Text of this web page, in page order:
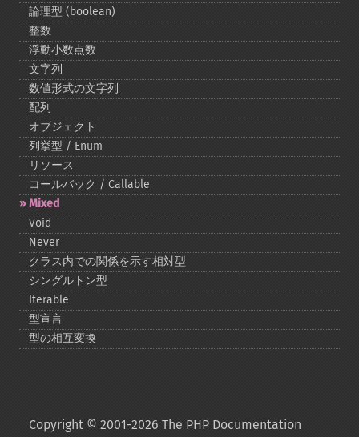
論理型 (boolean)
整数
浮動小数点数
文字列
数値形式の文字列
配列
オブジェクト
列挙型 / Enum
リソース
コールバック / Callable
Mixed
Void
Never
クラス内での関係を示す相対型
シングルトン型
Iterable
型宣言
型の相互変換
Copyright © 2001-2026 The PHP Documentation